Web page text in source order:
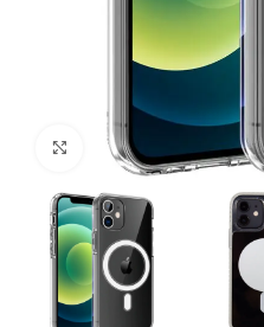
Click to enlarge